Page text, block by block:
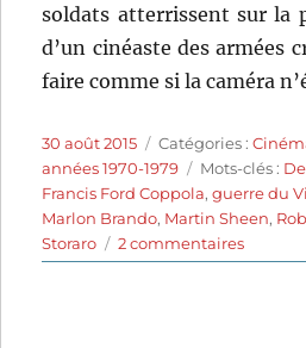
soldats atterrissent sur la
d’un cinéaste des armées
faire comme si la caméra
Publié
le
30 août 2015 Catégories
Catégories :
années 1970-1979
Étiquettes
Mots-clés :
Francis Ford Coppola,guerre du
Marlon Brando, Martin Sheen,
Storaro
2 commentairessur